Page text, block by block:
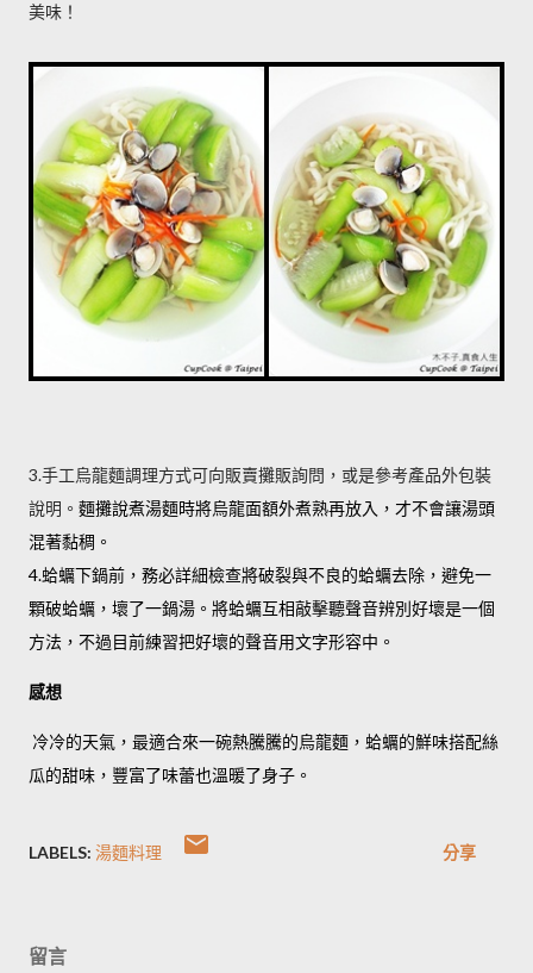
美味！
3.手工烏龍麵調理方式可向販賣攤販詢問，或是參考產品外包裝
說明。 麵攤說煮湯麵時將烏龍面額外煮熟再放入，才不會讓湯頭
混著黏稠。
4.蛤蠣下鍋前，務必詳細檢查將破裂與不良的蛤蠣去除，避免一
顆破蛤蠣，壞了一鍋湯。將蛤蠣互相敲擊聽聲音辨別好壞是一個
方法，不過目前練習把好壞的聲音用文字形容中。
感想
冷冷的天氣，最適合來一碗熱騰騰的烏龍麵，蛤蠣的鮮味搭配絲
瓜的甜味，豐富了味蕾也溫暖了身子。
LABELS: 湯麵料理 分享
留言